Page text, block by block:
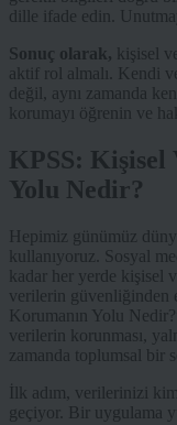
dille ifade edin.
Sonuç olarak, kişisel
aktif rol almalı. Kendi
değil, aynı zamanda
korumayı öğrenin ve
KPSS:
Yolu Nedir?
Hepimiz günümüz
kullanıyoruz. Sosyal
kadar her yerde kişisel
verilerin güvenliğinden
Korumanın Yolu
verilerin korunması,
zamanda toplumsal bir
İlk adım, verilerinizi
geçiyor. Bir uygulama